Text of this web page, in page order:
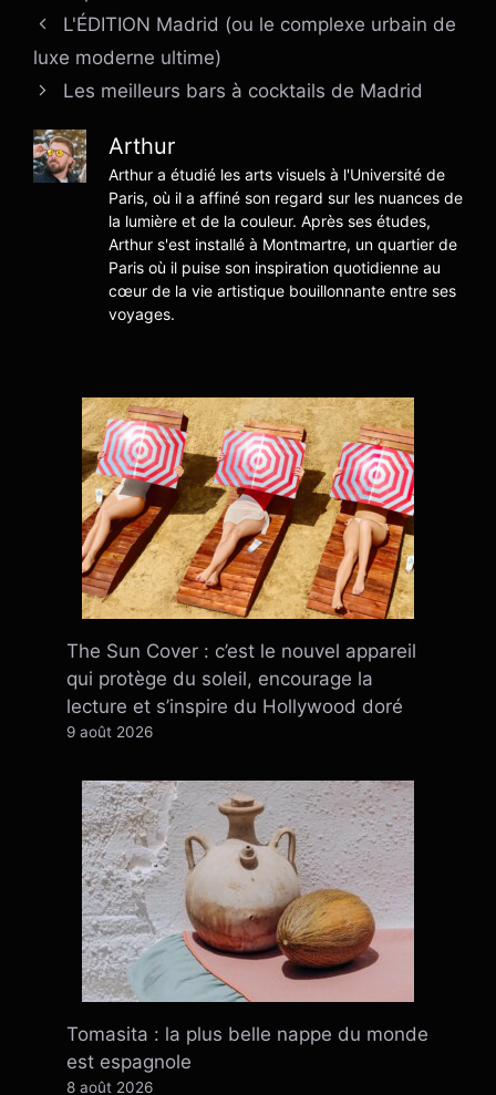
L'ÉDITION Madrid (ou le complexe urbain de
luxe moderne ultime)
Les meilleurs bars à cocktails de Madrid
Arthur
Arthur a étudié les arts visuels à l'Université de
Paris, où il a affiné son regard sur les nuances de
la lumière et de la couleur. Après ses études,
Arthur s'est installé à Montmartre, un quartier de
Paris où il puise son inspiration quotidienne au
cœur de la vie artistique bouillonnante entre ses
voyages.
The Sun Cover : c’est le nouvel appareil
qui protège du soleil, encourage la
lecture et s’inspire du Hollywood doré
9 août 2026
Tomasita : la plus belle nappe du monde
est espagnole
8 août 2026